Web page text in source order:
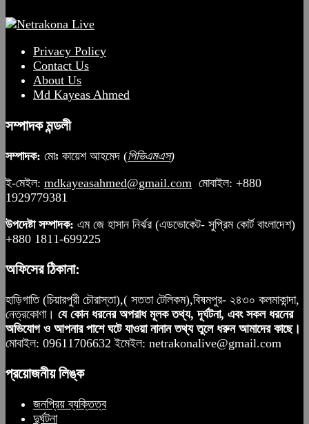
Privacy Policy
Contact Us
About Us
Md Kayeas Ahmed
সম্পাদক মন্ডলী
সম্পাদক: মোঃ কায়েশ আহমেদ (পিভিএমএস)
ই-মেইল: mdkayeasahmed@gmail.com মোবাইল: +880
1929779381
উপদেষ্টা সম্পাদক: এম জে হাসান নির্ঝর (এডভোকেট- সুপ্রিম কোর্ট বাংলাদেশ)
+880 1811-699225
অফিসের ঠিকানা:
হাড়িগাতি (চিয়ারপুরী চৌরাস্তা),( সততা টেলিকম),বিষমপুর- ২৪৩০ কলমাকান্দা,
নেত্রকোণা। যে কোন ধরনের অপরাধ মূলক তথ্য, দূর্ঘটনা, এবং সকল ধরনের
অভিযোগ ও আপনার পাশে ঘটে যাওয়া নানান তথ্য তুলে ধরুন আমাদের কাছে।
মোবাইল: 09611706632 ইমেইল: netrakonalive@gmail.com
প্রয়োজনীয় লিঙ্ক
জনপ্রিয় ব্যক্তিত্ব
দুর্ঘটনা